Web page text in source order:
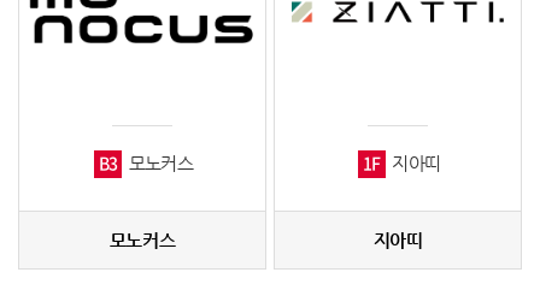
B3 모노커스
모노커스
1F 지아띠
지아띠